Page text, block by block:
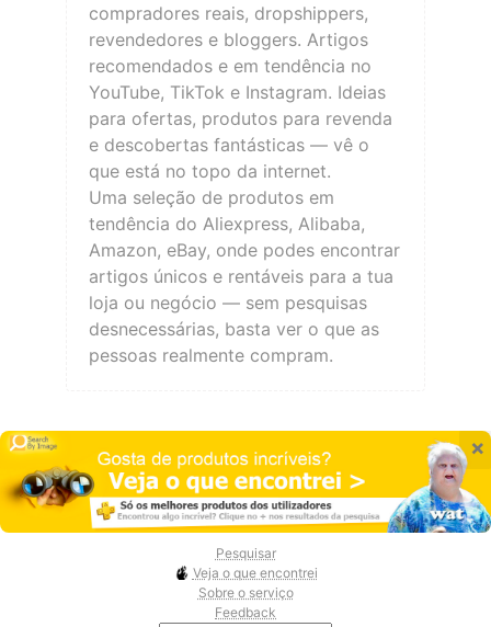
compradores reais, dropshippers,
revendedores e bloggers. Artigos
recomendados e em tendência no
YouTube, TikTok e Instagram. Ideias
para ofertas, produtos para revenda
e descobertas fantásticas — vê o
que está no topo da internet.
Uma seleção de produtos em
tendência do Aliexpress, Alibaba,
Amazon, eBay, onde podes encontrar
artigos únicos e rentáveis para a tua
loja ou negócio — sem pesquisas
desnecessárias, basta ver o que as
pessoas realmente compram.
×
Pesquisar
Veja o que encontrei
Sobre o serviço
Feedback